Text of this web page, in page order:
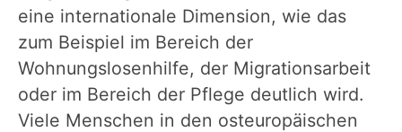
eine internationale Dimension, wie das
zum Beispiel im Bereich der
Wohnungslosenhilfe, der Migrationsarbeit
oder im Bereich der Pflege deutlich wird.
Viele Menschen in den osteuropäischen